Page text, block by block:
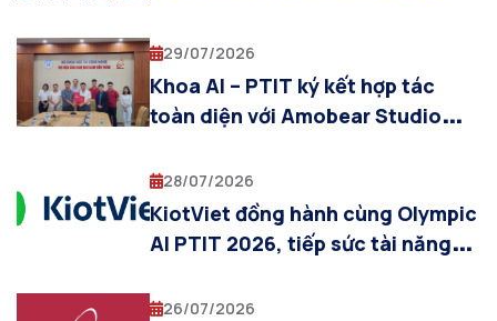
PTIT 2026
29/07/2026
Khoa AI – PTIT ký kết hợp tác
toàn diện với Amobear Studio
28/07/2026
KiotViet đồng hành cùng Olympic
AI PTIT 2026, tiếp sức tài năng
26/07/2026